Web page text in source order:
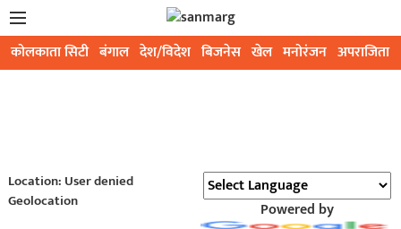
कोलकाता सिटी बंगाल देश/विदेश बिजनेस खेल मनोरंजन अपराजिता
Location: User denied
Geolocation
Powered by